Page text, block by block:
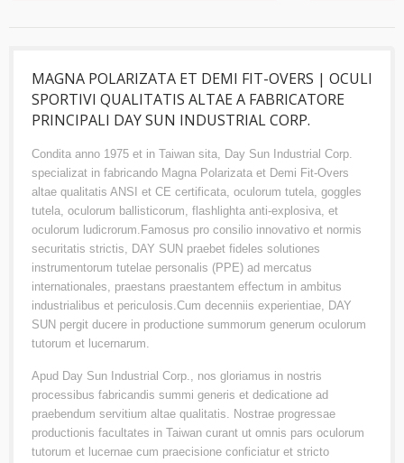
MAGNA POLARIZATA ET DEMI FIT-OVERS | OCULI
SPORTIVI QUALITATIS ALTAE A FABRICATORE
PRINCIPALI DAY SUN INDUSTRIAL CORP.
Condita anno 1975 et in Taiwan sita, Day Sun Industrial Corp.
specializat in fabricando Magna Polarizata et Demi Fit-Overs
altae qualitatis ANSI et CE certificata, oculorum tutela, goggles
tutela, oculorum ballisticorum, flashlighta anti-explosiva, et
oculorum ludicrorum.Famosus pro consilio innovativo et normis
securitatis strictis, DAY SUN praebet fideles solutiones
instrumentorum tutelae personalis (PPE) ad mercatus
internationales, praestans praestantem effectum in ambitus
industrialibus et periculosis.Cum decenniis experientiae, DAY
SUN pergit ducere in productione summorum generum oculorum
tutorum et lucernarum.
Apud Day Sun Industrial Corp., nos gloriamus in nostris
processibus fabricandis summi generis et dedicatione ad
praebendum servitium altae qualitatis. Nostrae progressae
productionis facultates in Taiwan curant ut omnis pars oculorum
tutorum et lucernae cum praecisione conficiatur et stricto